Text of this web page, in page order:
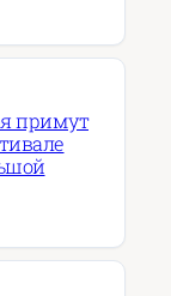
примут